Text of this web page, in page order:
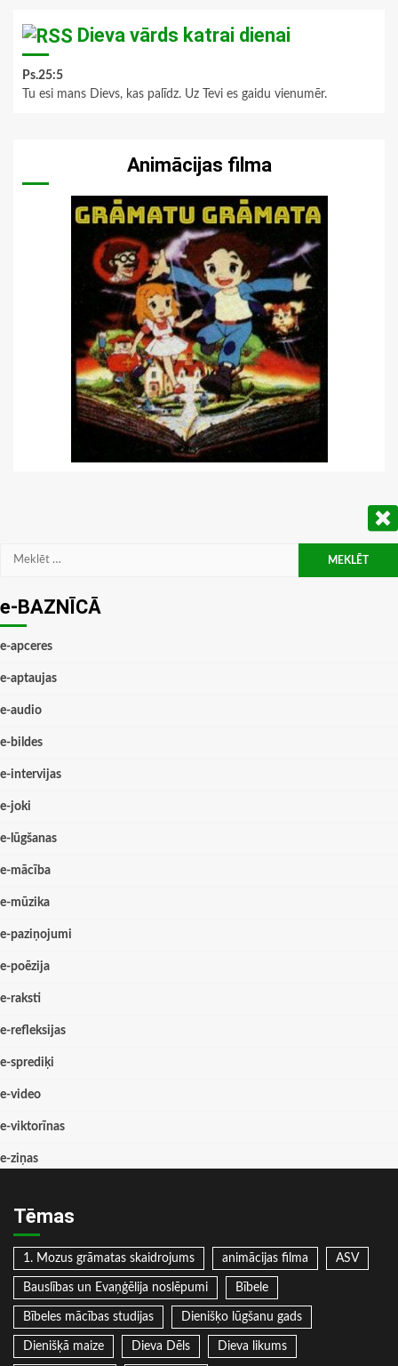
Dieva vārds katrai dienai
Ps.25:5
Tu esi mans Dievs, kas palīdz. Uz Tevi es gaidu vienumēr.
Animācijas filma
Meklēt:
e-BAZNĪCĀ
e-apceres
e-aptaujas
e-audio
e-bildes
e-intervijas
e-joki
e-lūgšanas
e-mācība
e-mūzika
e-paziņojumi
e-poēzija
e-raksti
e-refleksijas
e-sprediķi
e-video
e-viktorīnas
e-ziņas
Tēmas
1. Mozus grāmatas skaidrojums animācijas filma ASV
Bauslības un Evaņģēlija noslēpumi Bībele
Bībeles mācības studijas Dienišķo lūgšanu gads
Dienišķā maize Dieva Dēls Dieva likums